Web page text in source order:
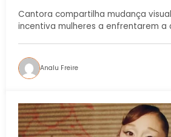
feminina
Cantora compartilha mudança
incentiva mulheres a enfrentarem a
Analu Freire